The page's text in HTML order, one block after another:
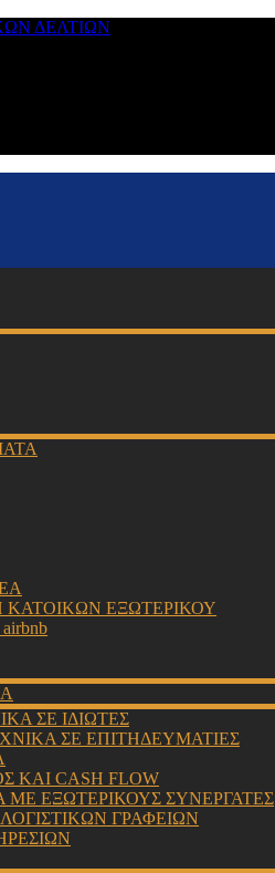
ΔΕΛΤΙΩΝ
ΕΞΩΤΕΡΙΚΟΥ
ΣΕ ΙΔΙΩΤΕΣ
ΣΕ ΕΠΙΤΗΔΕΥΜΑΤΙΕΣ
ΚΑΙ CASH FLOW
ΜΕ ΕΞΩΤΕΡΙΚΟΥΣ ΣΥΝΕΡΓΑΤΕΣ
ΓΡΑΦΕΙΩΝ